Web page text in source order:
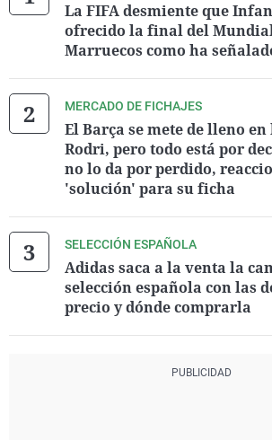
La FIFA desmiente que
ofrecido la final del Mundial
Marruecos como ha
MERCADO DE FICHAJES
El Barça se mete de lleno
Rodri, pero todo está por
no lo da por perdido,
'solución' para su ficha
SELECCIÓN ESPAÑOLA
Adidas saca a la venta la
selección española con las
precio y dónde comprarla